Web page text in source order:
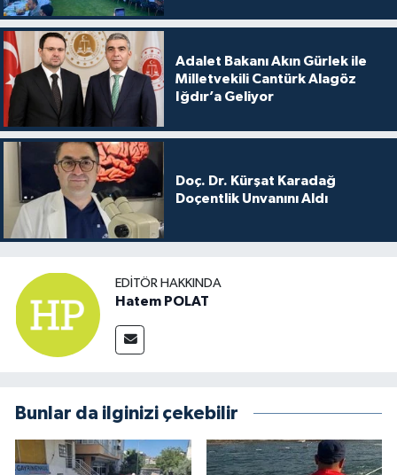
Adalet Bakanı Akın Gürlek ile
Milletvekili Cantürk Alagöz
Iğdır’a Geliyor
Doç. Dr. Kürşat Karadağ
Doçentlik Unvanını Aldı
EDITÖR HAKKINDA
Hatem POLAT
Bunlar da ilginizi çekebilir